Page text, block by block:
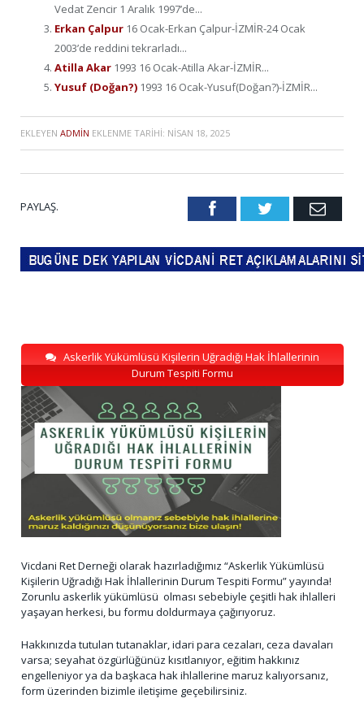
Vedat Zencir 1 Aralık 1997’de...
Erkan Çalpur 16 Ocak-Erkan Çalpur-İZMİR-24 Ocak
2003’de reddini tekrarladı...
Atilla Akar 1993 16 Ocak-Atilla Akar-İZMİR...
Yusuf (Doğan?) 1993 16 Ocak-Yusuf(Doğan?)-İZMİR...
EKLEYEN ADMIN EKLENME TARIHI: NISAN 18, 2025
PAYLAŞ. FacebookTwitter Email
Askerlik Yükümlüsü Kişilerin Uğradığı Hak İhlallerinin
Durum Tespiti Formu
Vicdani Ret Derneği olarak hazırladığımız “Askerlik Yükümlüsü
Kişilerin Uğradığı Hak İhlallerinin Durum Tespiti Formu” yayında!
Zorunlu askerlik yükümlüsü olması sebebiyle çeşitli hak ihlalleri
yaşayan herkesi, bu formu doldurmaya çağırıyoruz.
Hakkınızda tutulan tutanaklar, idari para cezaları, ceza davaları
varsa; seyahat özgürlüğünüz kısıtlanıyor, eğitim hakkınız
engelleniyor ya da başkaca hak ihlallerine maruz kalıyorsanız,
form üzerinden bizimle iletişime geçebilirsiniz.